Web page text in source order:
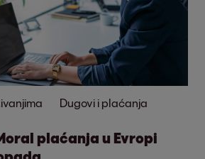
Dugovi i plaćanja
plaćanja u Evropi